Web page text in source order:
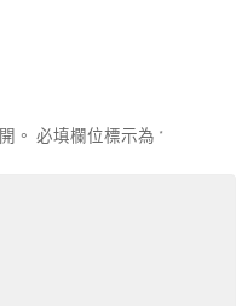
。 必填欄位標示為 *